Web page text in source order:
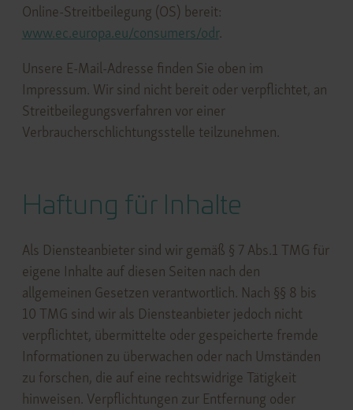
Online-Streitbeilegung (OS) bereit:
www.ec.europa.eu/consumers/odr.
Unsere E-Mail-Adresse finden Sie oben im
Impressum. Wir sind nicht bereit oder verpflichtet, an
Streitbeilegungsverfahren vor einer
Verbraucherschlichtungsstelle teilzunehmen.
Haftung für Inhalte
Als Diensteanbieter sind wir gemäß § 7 Abs.1 TMG für
eigene Inhalte auf diesen Seiten nach den
allgemeinen Gesetzen verantwortlich. Nach §§ 8 bis
10 TMG sind wir als Diensteanbieter jedoch nicht
verpflichtet, übermittelte oder gespeicherte fremde
Informationen zu überwachen oder nach Umständen
zu forschen, die auf eine rechtswidrige Tätigkeit
hinweisen. Verpflichtungen zur Entfernung oder